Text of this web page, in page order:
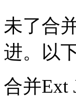
未了合
进。以
合并Ext